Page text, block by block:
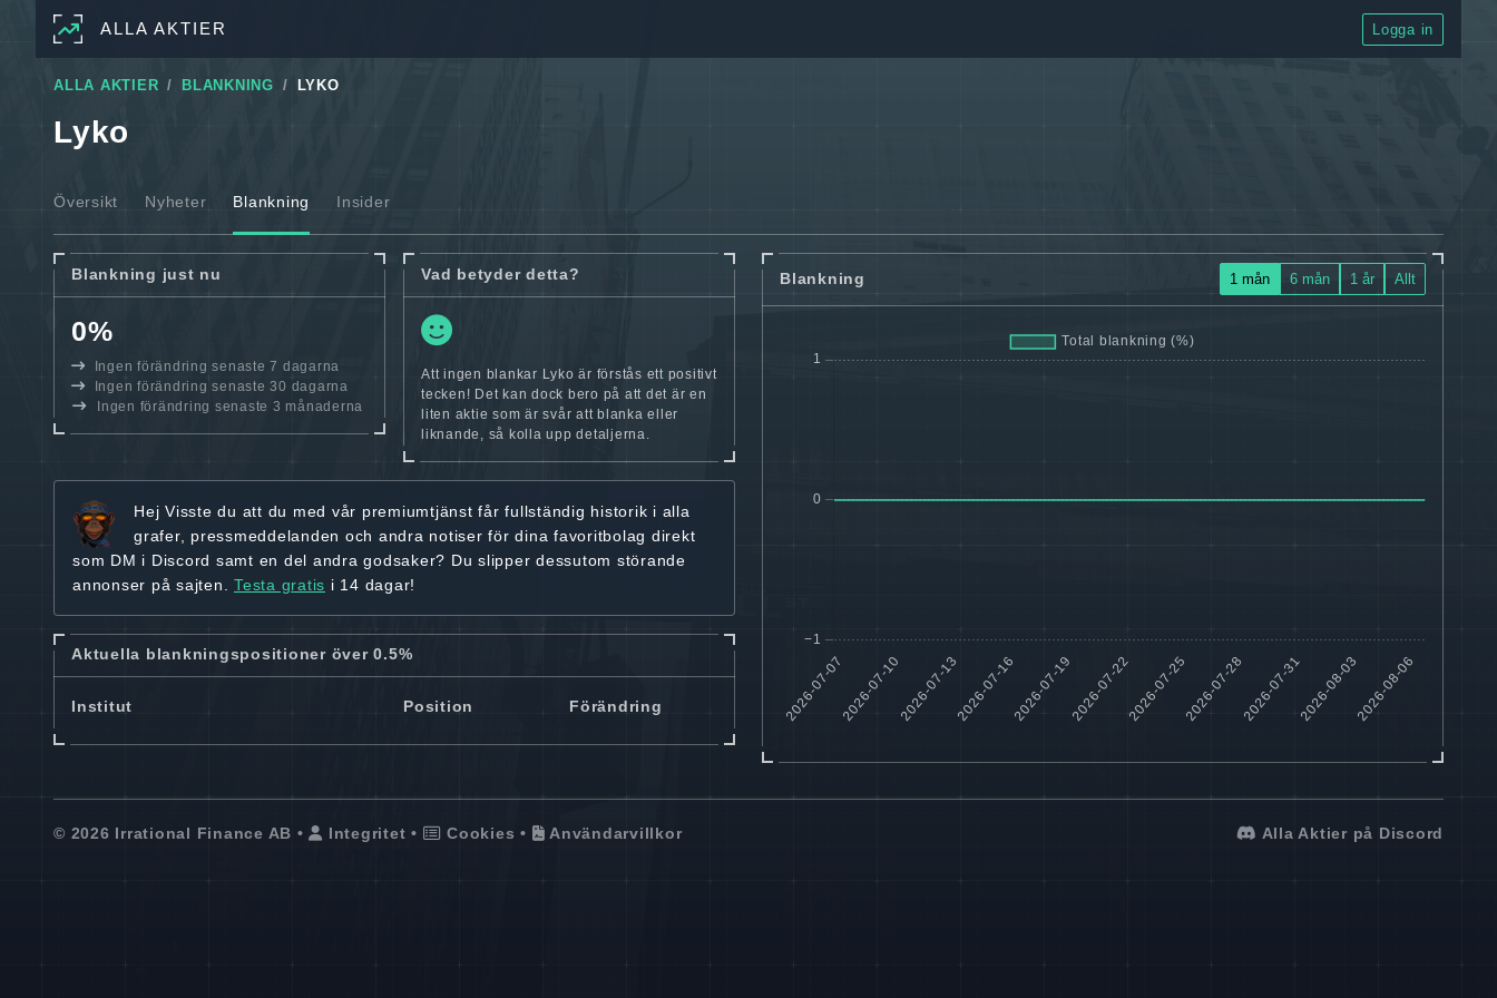
ALLA AKTIER Logga in
ALLA AKTIER BLANKNING LYKO
Lyko
Översikt Nyheter Blankning Insider
Blankning just nu
0%
Ingen förändring senaste 7 dagarna
Ingen förändring senaste 30 dagarna
Ingen förändring senaste 3 månaderna
Vad betyder detta?
Att ingen blankar Lyko är förstås ett positivt
tecken! Det kan dock bero på att det är en
liten aktie som är svår att blanka eller
liknande, så kolla upp detaljerna.
Hej Visste du att du med vår premiumtjänst fårfullständig historik i alla
grafer, pressmeddelanden och andra notiser för dina favoritbolag direkt
som DM i Discord samt en del andra godsaker? Du slipper dessutom störande
annonser på sajten. Testa gratis i 14 dagar!
Aktuella blankningspositioner över 0.5%
Institut Position Förändring
Blankning 1 mån 6 mån 1 år Allt
© 2026 Irrational Finance AB • Integritet • Cookies • Användarvillkor Alla Aktier på Discord